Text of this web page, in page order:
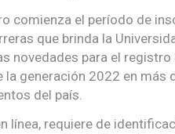
comienza el período de
que brinda la
novedades para el
la generación 2022 en más
del país.
línea, requiere de